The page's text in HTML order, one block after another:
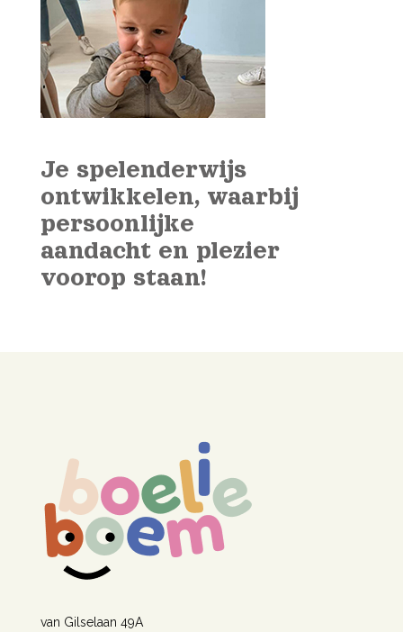
Je spelenderwijs
ontwikkelen, waarbij
persoonlijke
aandacht en plezier
voorop staan!
van Gilselaan 49A